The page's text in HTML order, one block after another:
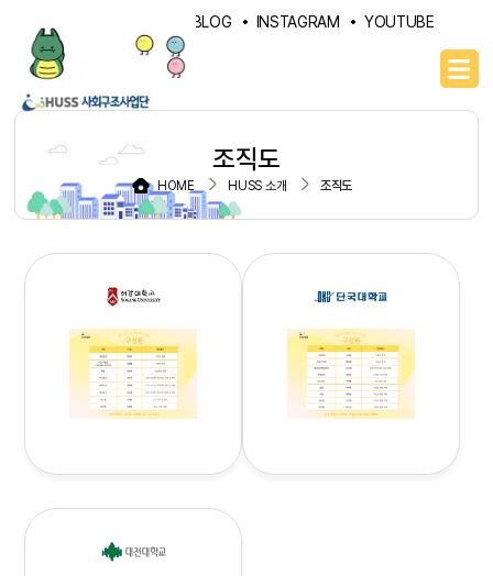
NAVER BLOG INSTAGRAM YOUTUBE
조직도
HOME HUSS 소개 조직도